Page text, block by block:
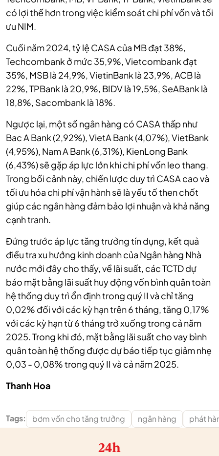
có lợi thế hơn trong việc kiểm soát chi phí vốn và tối
ưu NIM.
Cuối năm 2024, tỷ lệ CASA của MB đạt 38%,
Techcombank ở mức 35,9%, Vietcombank đạt
35%, MSB là 24,9%, VietinBank là 23,9%, ACB là
22%, TPBank là 20,9%, BIDV là 19,5%, SeABank là
18,8%, Sacombank là 18%.
Ngược lại, một số ngân hàng có CASA thấp như
Bac A Bank (2,92%), VietA Bank (4,07%), VietBank
(4,95%), Nam A Bank (6,31%), KienLong Bank
(6,43%) sẽ gặp áp lực lớn khi chi phí vốn leo thang.
Trong bối cảnh này, chiến lược duy trì CASA cao và
tối ưu hóa chi phí vận hành sẽ là yếu tố then chốt
giúp các ngân hàng đảm bảo lợi nhuận và khả năng
cạnh tranh.
Đứng trước áp lực tăng trưởng tín dụng, kết quả
điều tra xu hướng kinh doanh của Ngân hàng Nhà
nước mới đây cho thấy, về lãi suất, các TCTD dự
báo mặt bằng lãi suất huy động vốn bình quân toàn
hệ thống duy trì ổn định trong quý II và chỉ tăng
0,02% đối với các kỳ hạn trên 6 tháng, tăng 0,17%
với các kỳ hạn từ 6 tháng trở xuống trong cả năm
2025. Trong khi đó, mặt bằng lãi suất cho vay bình
quân toàn hệ thống được dự báo tiếp tục giảm nhẹ
0,03 - 0,08% trong quý II và cả năm 2025.
Thanh Hoa
Tags: bơm vốn cho tăng trưởng ngân hàng phát
24h